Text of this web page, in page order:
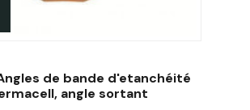
de bande d'etanchéité
angle sortant